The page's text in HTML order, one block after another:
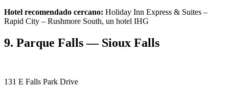
Hotel recomendado cercano: Holiday Inn Express & Suites –
Rapid City – Rushmore South, un hotel IHG
9. Parque Falls — Sioux Falls
131 E Falls Park Drive